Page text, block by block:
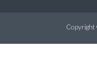
Copyright